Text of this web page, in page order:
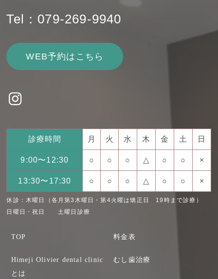
Tel：079-269-9940
WEB予約はこちら
診療時間 月 火 水 木 金 土 日
9:00〜12:30 ○ ○ ○ △ ○ ○ ×
13:30〜17:30 ○ ○ ○ △ ○ ○ ×
休診：木曜日（各月第3木曜日・第4火曜は矯正日 19時まで診療）
日曜日・祝日 土曜日診療
TOP 料金表
Himeji Olivier dental clinic
とは
むし歯治療